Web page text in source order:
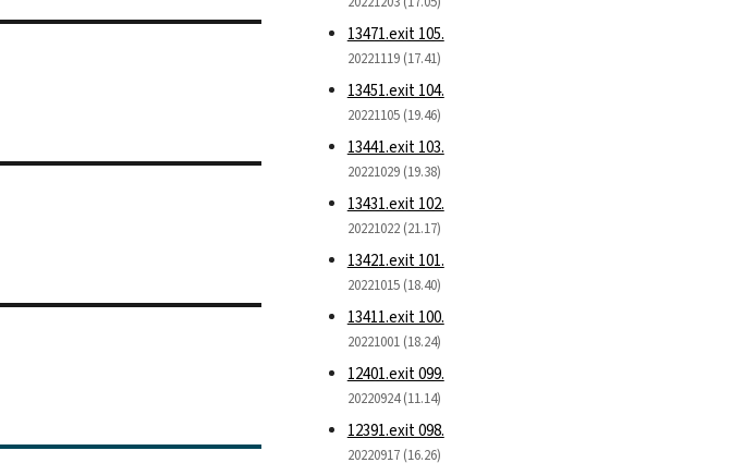
13471.exit 105.
20221119 (17.41)
13451.exit 104.
20221105 (19.46)
13441.exit 103.
20221029 (19.38)
13431.exit 102.
20221022 (21.17)
13421.exit 101.
20221015 (18.40)
13411.exit 100.
20221001 (18.24)
12401.exit 099.
20220924 (11.14)
12391.exit 098.
20220917 (16.26)